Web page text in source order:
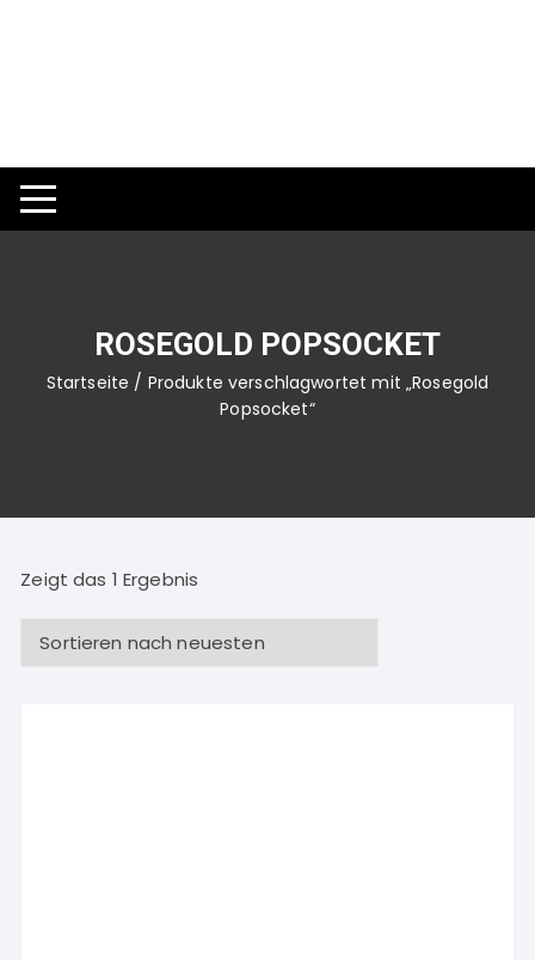
ROSEGOLD POPSOCKET
Startseite / Produkte verschlagwortet mit „Rosegold
Popsocket“
Zeigt das 1 Ergebnis